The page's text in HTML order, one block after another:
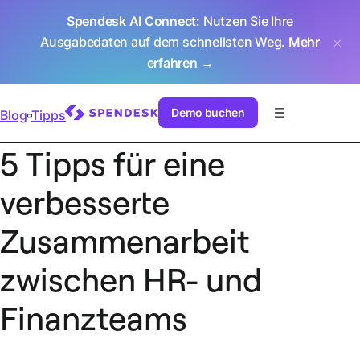
Spendesk AI Connect: Nutzen Sie Ihre
Ausgabedaten auf dem schnellsten Weg. Mehr
erfahren →
Demo buchen
Blog Tipps
5 Tipps für eine
verbesserte
Zusammenarbeit
zwischen HR- und
Finanzteams